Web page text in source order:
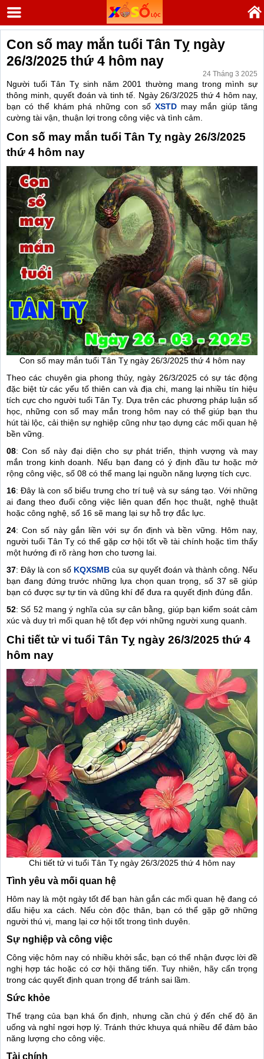
Con số may mắn tuổi Tân Tỵ ngày
26/3/2025 thứ 4 hôm nay
24 Tháng 3 2025
Người tuổi Tân Tỵ sinh năm 2001 thường mang trong mình sự
thông minh, quyết đoán và tinh tế. Ngày 26/3/2025 thứ 4 hôm nay,
bạn có thể khám phá những con số XSTDmay mắn giúp tăng
cường tài vận, thuận lợi trong công việc và tình cảm.
Con số may mắn tuổi Tân Tỵ ngày 26/3/2025
thứ 4 hôm nay
Con số may mắn tuổi Tân Tỵ ngày 26/3/2025 thứ 4 hôm nay
Theo các chuyên gia phong thủy, ngày 26/3/2025 có sự tác động
đặc biệt từ các yếu tố thiên can và địa chi, mang lại nhiều tín hiệu
tích cực cho người tuổi Tân Tỵ. Dựa trên các phương pháp luận số
học, những con số may mắn trong hôm nay có thể giúp bạn thu
hút tài lộc, cải thiện sự nghiệp cũng như tạo dựng các mối quan hệ
bền vững.
08: Con số này đại diện cho sự phát triển, thịnh vượng và may
mắn trong kinh doanh. Nếu bạn đang có ý định đầu tư hoặc mở
rộng công việc, số 08 có thể mang lại nguồn năng lượng tích cực.
16: Đây là con số biểu trưng cho trí tuệ và sự sáng tạo. Với những
ai đang theo đuổi công việc liên quan đến học thuật, nghệ thuật
hoặc công nghệ, số 16 sẽ mang lại sự hỗ trợ đắc lực.
24: Con số này gắn liền với sự ổn định và bền vững. Hôm nay,
người tuổi Tân Tỵ có thể gặp cơ hội tốt về tài chính hoặc tìm thấy
một hướng đi rõ ràng hơn cho tương lai.
37: Đây là con số KQXSMB của sự quyết đoán và thành công. Nếu
bạn đang đứng trước những lựa chọn quan trọng, số 37 sẽ giúp
bạn có được sự tự tin và dũng khí để đưa ra quyết định đúng đắn.
52: Số 52 mang ý nghĩa của sự cân bằng, giúp bạn kiểm soát cảm
xúc và duy trì mối quan hệ tốt đẹp với những người xung quanh.
Chi tiết tử vi tuổi Tân Tỵ ngày 26/3/2025 thứ 4
hôm nay
Chi tiết tử vi tuổi Tân Tỵ ngày 26/3/2025 thứ 4 hôm nay
Tình yêu và mối quan hệ
Hôm nay là một ngày tốt để bạn hàn gắn các mối quan hệ đang có
dấu hiệu xa cách. Nếu còn độc thân, bạn có thể gặp gỡ những
người thú vị, mang lại cơ hội tốt trong tình duyên.
Sự nghiệp và công việc
Công việc hôm nay có nhiều khởi sắc, bạn có thể nhận được lời đề
nghị hợp tác hoặc có cơ hội thăng tiến. Tuy nhiên, hãy cẩn trọng
trong các quyết định quan trọng để tránh sai lầm.
Sức khỏe
Thể trạng của bạn khá ổn định, nhưng cần chú ý đến chế độ ăn
uống và nghỉ ngơi hợp lý. Tránh thức khuya quá nhiều để đảm bảo
năng lượng cho công việc.
Tài chính